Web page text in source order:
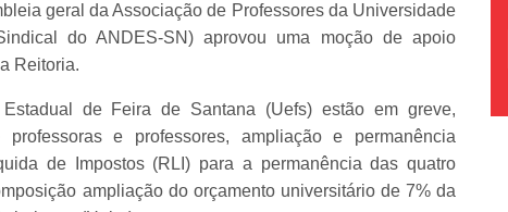
geral da Associação de Professores da Universidade
do ANDES-SN) aprovou uma moção de apoio
Reitoria.
de Feira de Santana (Uefs) estão em greve,
e professores, ampliação e permanência
de Impostos (RLI) para a permanência das quatro
ampliação do orçamento universitário de 7% da